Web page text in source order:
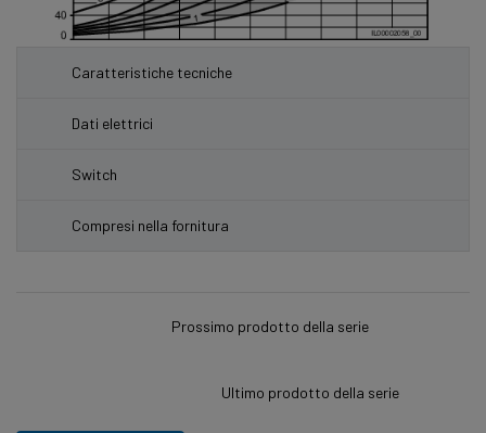
Caratteristiche tecniche
Dati elettrici
Switch
Compresi nella fornitura
Prossimo prodotto della serie
Ultimo prodotto della serie